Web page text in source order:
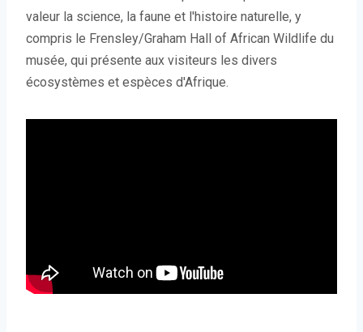
valeur la science, la faune et l'histoire naturelle, y
compris le Frensley/Graham Hall of African Wildlife du
musée, qui présente aux visiteurs les divers
écosystèmes et espèces d'Afrique.